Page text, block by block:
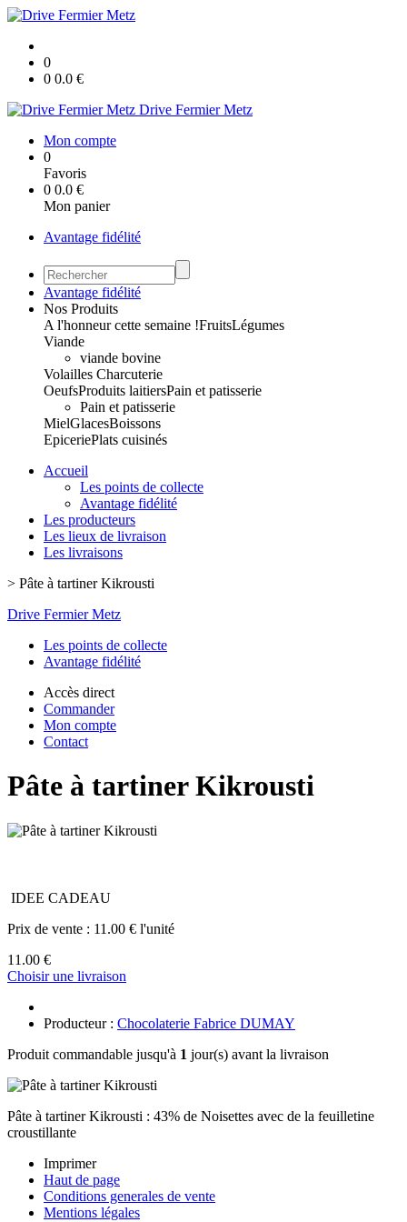
0
0 0.0 €
Drive Fermier Metz
Mon compte
0
Favoris
0 0.0 €
Mon panier
Avantage fidélité
Avantage fidélité
Nos Produits
A l'honneur cette semaine !FruitsLégumes
Viande
viande bovine
Volailles Charcuterie
OeufsProduits laitiersPain et patisserie
Pain et patisserie
MielGlacesBoissons
EpiceriePlats cuisinés
Accueil
Les points de collecte
Avantage fidélité
Les producteurs
Les lieux de livraison
Les livraisons
> Pâte à tartiner Kikrousti
Drive Fermier Metz
Les points de collecte
Avantage fidélité
Accès direct
Commander
Mon compte
Contact
Pâte à tartiner Kikrousti
IDEE CADEAU
Prix de vente : 11.00 € l'unité
11.00 €
Choisir une livraison
Producteur : Chocolaterie Fabrice DUMAY
Produit commandable jusqu'à 1 jour(s) avant la livraison
Pâte à tartiner Kikrousti : 43% de Noisettes avec de la feuilletine
croustillante
Imprimer
Haut de page
Conditions generales de vente
Mentions légales